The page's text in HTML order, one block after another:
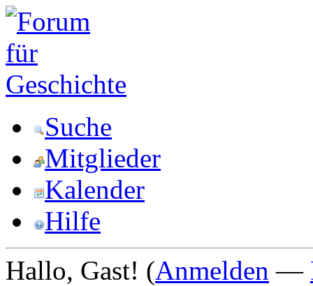
Suche
Mitglieder
Kalender
Hilfe
Hallo, Gast! (Anmelden —